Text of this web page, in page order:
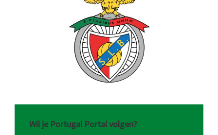
Wil je Portugal Portal volgen?